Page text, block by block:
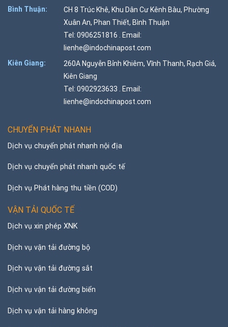
Bình Thuận:
CH 8 Trúc Khê, Khu Dân Cư Kênh Bàu, Phường
Xuân An, Phan Thiết, Bình Thuận
Tel: 0906251816 . Email:
lienhe@indochinapost.com
Kiên Giang:
260A Nguyễn Bỉnh Khiêm, Vĩnh Thanh, Rạch Giá,
Kiên Giang
Tel: 0902923633 . Email:
lienhe@indochinapost.com
CHUYỂN PHÁT NHANH
Dịch vụ chuyển phát nhanh nội địa
Dịch vụ chuyển phát nhanh quốc tế
Dịch vụ Phát hàng thu tiền (COD)
VẬN TẢI QUỐC TẾ
Dịch vụ xin phép XNK
Dịch vụ vận tải đường bộ
Dịch vụ vận tải đường sắt
Dịch vụ vận tải đường biển
Dịch vụ vận tải hàng không